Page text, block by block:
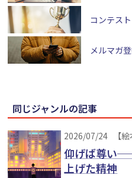
コンテスト
メルマガ
同じジャンルの記事
2026/07/24 【
仰げば尊い
上げた精神